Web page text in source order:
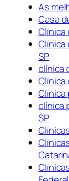
As
Casa
Clínica
Clínica
SP
clínica
Clínica
Clínica
clínica
SP